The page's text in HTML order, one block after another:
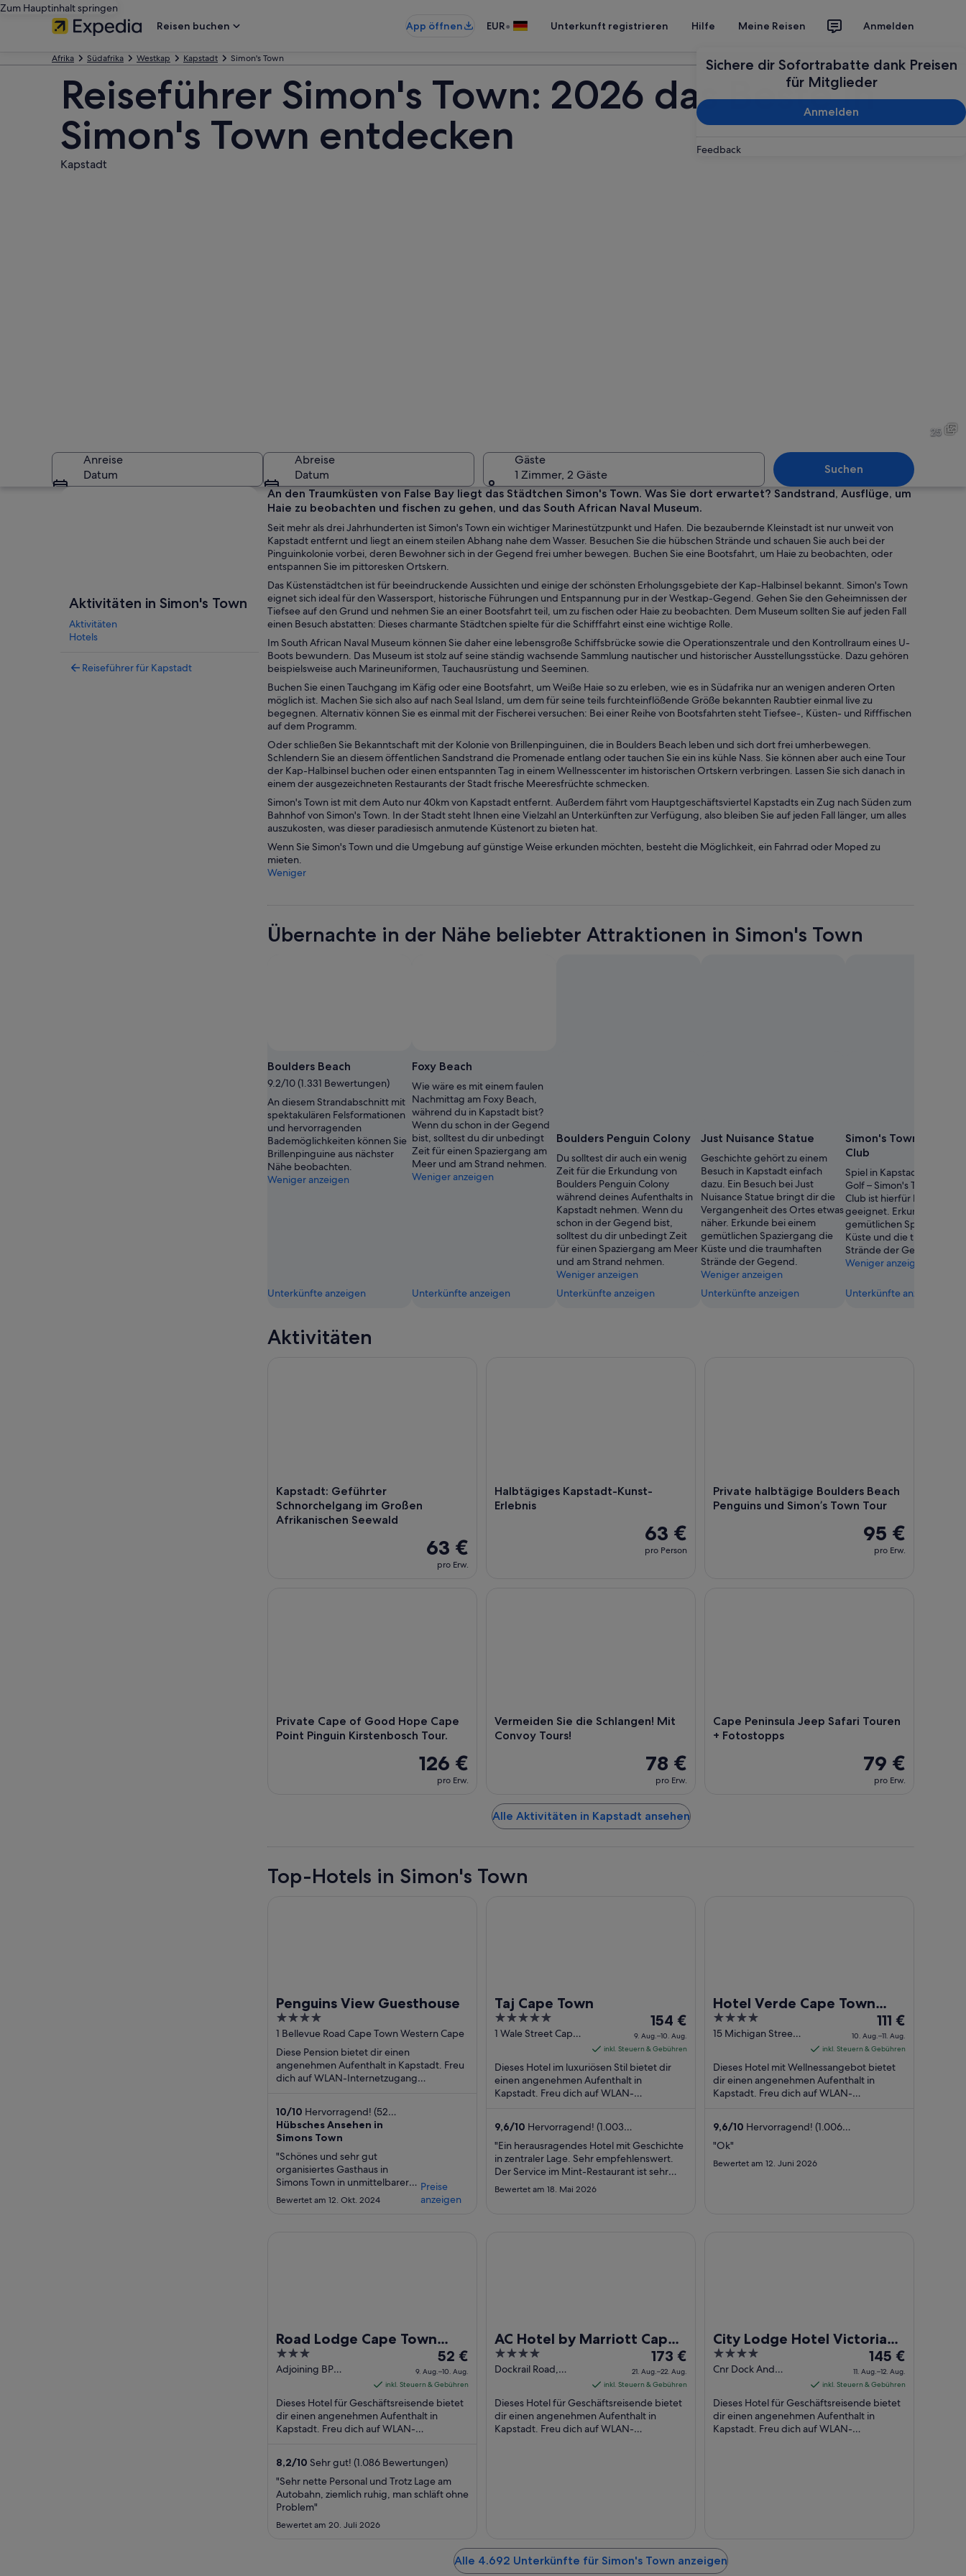
Zum Hauptinhalt springen
Reisen buchen
App öffnen EUR• Unterkunft registrieren Hilfe Meine Reisen Anmelden
Sichere dir Sofortrabatte dank Preisen
für Mitglieder
Anmelden
Feedback
Afrika Südafrika Westkap Kapstadt Simon's Town Deine Reise planen
Reiseführer Simon's Town: 2026 das Beste in
Simon's Town entdecken
Kapstadt
Eine Küstenstadt mit einem Yachthafen, Booten und einem Strand.
Eine Küstenstadt mit in der Bucht vor Anker liegenden Booten, ein Berg im
Ein Pinguin steht am
25
Anreise
Datum
Abreise
Datum
Gäste
1 Zimmer, 2 Gäste
Suchen
Aktivitäten in Simon's Town
Aktivitäten
Hotels
Reiseführer für Kapstadt
An den Traumküsten von False Bay liegt das Städtchen Simon's Town. Was Sie dort erwartet? Sandstrand, Ausflüge, um
Haie zu beobachten und fischen zu gehen, und das South African Naval Museum.
Seit mehr als drei Jahrhunderten ist Simon's Town ein wichtiger Marinestützpunkt und Hafen. Die bezaubernde Kleinstadt ist nur unweit von
Kapstadt entfernt und liegt an einem steilen Abhang nahe dem Wasser. Besuchen Sie die hübschen Strände und schauen Sie auch bei der
Pinguinkolonie vorbei, deren Bewohner sich in der Gegend frei umher bewegen. Buchen Sie eine Bootsfahrt, um Haie zu beobachten, oder
entspannen Sie im pittoresken Ortskern.
Das Küstenstädtchen ist für beeindruckende Aussichten und einige der schönsten Erholungsgebiete der Kap-Halbinsel bekannt. Simon's Town
eignet sich ideal für den Wassersport, historische Führungen und Entspannung pur in der Westkap-Gegend. Gehen Sie den Geheimnissen der
Tiefsee auf den Grund und nehmen Sie an einer Bootsfahrt teil, um zu fischen oder Haie zu beobachten. Dem Museum sollten Sie auf jeden Fall
einen Besuch abstatten: Dieses charmante Städtchen spielte für die Schifffahrt einst eine wichtige Rolle.
Im South African Naval Museum können Sie daher eine lebensgroße Schiffsbrücke sowie die Operationszentrale und den Kontrollraum eines U-
Boots bewundern. Das Museum ist stolz auf seine ständig wachsende Sammlung nautischer und historischer Ausstellungsstücke. Dazu gehören
beispielsweise auch Marineuniformen, Tauchausrüstung und Seeminen.
Buchen Sie einen Tauchgang im Käfig oder eine Bootsfahrt, um Weiße Haie so zu erleben, wie es in Südafrika nur an wenigen anderen Orten
möglich ist. Machen Sie sich also auf nach Seal Island, um dem für seine teils furchteinflößende Größe bekannten Raubtier einmal live zu
begegnen. Alternativ können Sie es einmal mit der Fischerei versuchen: Bei einer Reihe von Bootsfahrten steht Tiefsee-, Küsten- und Rifffischen
auf dem Programm.
Oder schließen Sie Bekanntschaft mit der Kolonie von Brillenpinguinen, die in Boulders Beach leben und sich dort frei umherbewegen.
Schlendern Sie an diesem öffentlichen Sandstrand die Promenade entlang oder tauchen Sie ein ins kühle Nass. Sie können aber auch eine Tour
der Kap-Halbinsel buchen oder einen entspannten Tag in einem Wellnesscenter im historischen Ortskern verbringen. Lassen Sie sich danach in
einem der ausgezeichneten Restaurants der Stadt frische Meeresfrüchte schmecken.
Simon's Town ist mit dem Auto nur 40km von Kapstadt entfernt. Außerdem fährt vom Hauptgeschäftsviertel Kapstadts ein Zug nach Süden zum
Bahnhof von Simon's Town. In der Stadt steht Ihnen eine Vielzahl an Unterkünften zur Verfügung, also bleiben Sie auf jeden Fall länger, um alles
auszukosten, was dieser paradiesisch anmutende Küstenort zu bieten hat.
Wenn Sie Simon's Town und die Umgebung auf günstige Weise erkunden möchten, besteht die Möglichkeit, ein Fahrrad oder Moped zu
mieten.
Weniger
Übernachte in der Nähe beliebter Attraktionen in Simon's Town
Boulders Beach
9.2/10 (1.331 Bewertungen)
An diesem Strandabschnitt mit
spektakulären Felsformationen
und hervorragenden
Bademöglichkeiten können Sie
Brillenpinguine aus nächster
Nähe beobachten.
Weniger anzeigen
Unterkünfte anzeigen
Foxy Beach
Wie wäre es mit einem faulen
Nachmittag am Foxy Beach,
während du in Kapstadt bist?
Wenn du schon in der Gegend
bist, solltest du dir unbedingt
Zeit für einen Spaziergang am
Meer und am Strand nehmen.
Weniger anzeigen
Unterkünfte anzeigen
Boulders Penguin Colony
Du solltest dir auch ein wenig
Zeit für die Erkundung von
Boulders Penguin Colony
während deines Aufenthalts in
Kapstadt nehmen. Wenn du
schon in der Gegend bist,
solltest du dir unbedingt Zeit
für einen Spaziergang am Meer
und am Strand nehmen.
Weniger anzeigen
Unterkünfte anzeigen
Just Nuisance Statue
Geschichte gehört zu einem
Besuch in Kapstadt einfach
dazu. Ein Besuch bei Just
Nuisance Statue bringt dir die
Vergangenheit des Ortes etwas
näher. Erkunde bei einem
gemütlichen Spaziergang die
Küste und die traumhaften
Strände der Gegend.
Weniger anzeigen
Unterkünfte anzeigen
Simon's Town Country
Club
Spiel in Kapstadt eine
Golf – Simon's Town
Club ist hierfür bestens
geeignet. Erkunde bei
gemütlichen Spaziergang
Küste und die traumhaften
Strände der Gegend.
Weniger anzeigen
Unterkünfte anzeigen
Aktivitäten
Kapstadt: Geführter
Schnorchelgang im Großen
Afrikanischen Seewald
63 €
pro Erw.
Halbtägiges Kapstadt-Kunst-
Erlebnis
63 €
pro Person
Private halbtägige Boulders Beach
Penguins und Simon’s Town Tour
95 €
pro Erw.
Private Cape of Good Hope Cape
Point Pinguin Kirstenbosch Tour.
126 €
pro Erw.
Vermeiden Sie die Schlangen! Mit
Convoy Tours!
78 €
pro Erw.
Cape Peninsula Jeep Safari Touren
+ Fotostopps
79 €
pro Erw.
Alle Aktivitäten in Kapstadt ansehen
Top-Hotels in Simon's Town
Penguins View Guesthouse
4
out
of
5
1 Bellevue Road Cape Town Western Cape
Diese Pension bietet dir einen
angenehmen Aufenthalt in Kapstadt. Freu
dich auf WLAN-Internetzugang
10/10 Hervorragend! (52
Bewertungen)
Hübsches Ansehen in
Simons Town
"Schönes und sehr gut
organisiertes Gasthaus in
Simons Town in unmittelbarer
Nähe der Pinguine. Alles ist sehr
Bewertet am 12. Okt. 2024
Preise
anzeigen
Taj Cape Town
5
out
5
1 Wale Street Cape
Der
Preis
beträgt
154 €
Aug.
bis
zum
154 €
9. Aug.–10. Aug.
inkl. Steuern & Gebühren
Dieses Hotel im luxuriösen Stil bietet dir
einen angenehmen Aufenthalt in
Kapstadt. Freu dich auf WLAN-
9,6/10 Hervorragend! (1.003
Bewertungen)
"Ein herausragendes Hotel mit Geschichte
in zentraler Lage. Sehr empfehlenswert.
Der Service im Mint-Restaurant ist sehr
durchschnittlich, dafür aber in der Bombay
Bewertet am 18. Mai 2026
Hotel Verde Cape Town
Airport
4
out
5
15 Michigan Street,
Cape
Der
Preis
beträgt
111 €
111 €
10. Aug.–11. Aug.
inkl. Steuern & Gebühren
Dieses Hotel mit Wellnessangebot bietet
dir einen angenehmen Aufenthalt in
Kapstadt. Freu dich auf WLAN-
9,6/10 Hervorragend! (1.006
Bewertungen)
"Ok"
Bewertet am 12. Juni 2026
Road Lodge Cape Town
International Airport
3
out
5
Adjoining BP
Western Cape
Der
Preis
beträgt
52 €
pro
9.
bis
52 €
9. Aug.–10. Aug.
inkl. Steuern & Gebühren
Dieses Hotel für Geschäftsreisende bietet
dir einen angenehmen Aufenthalt in
Kapstadt. Freu dich auf WLAN-
8,2/10 Sehr gut! (1.086 Bewertungen)
"Sehr nette Personal und Trotz Lage am
Autobahn, ziemlich ruhig, man schläft ohne
Problem"
Bewertet am 20. Juli 2026
AC Hotel by Marriott Cape
Town Waterfront
4
out
5
Dockrail Road,
Der
Preis
beträgt
173 €
pro
173 €
21. Aug.–22. Aug.
inkl. Steuern & Gebühren
Dieses Hotel für Geschäftsreisende bietet
dir einen angenehmen Aufenthalt in
Kapstadt. Freu dich auf WLAN-
City Lodge Hotel Victoria
And Alfred Waterfront
4
out
5
Cnr Dock And
Der
Preis
beträgt
145 €
pro
145 €
11. Aug.–12. Aug.
inkl. Steuern & Gebühren
Dieses Hotel für Geschäftsreisende bietet
dir einen angenehmen Aufenthalt in
Kapstadt. Freu dich auf WLAN-
Alle 4.692 Unterkünfte für Simon's Town anzeigen